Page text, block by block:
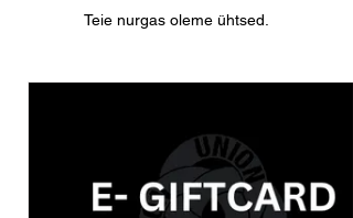
Teie nurgas oleme ühtsed.